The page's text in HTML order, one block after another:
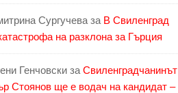
Сургучева за В Свиленград
на разклона за Гърция
Генчовски за Свиленградчанинът
Стоянов ще е водач на кандидат –